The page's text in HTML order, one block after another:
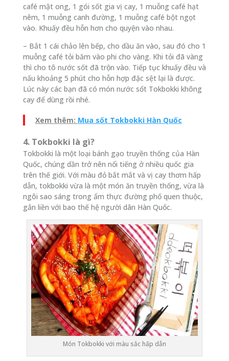
café mật ong, 1 gói sốt gia vị cay, 1 muỗng café hạt
nêm, 1 muỗng canh đường, 1 muỗng café bột ngọt
vào. Khuấy đều hỗn hơn cho quyện vào nhau.
– Bắt 1 cái chảo lên bếp, cho dầu ăn vào, sau đó cho 1
muỗng café tỏi băm vào phi cho vàng. Khi tỏi đã vàng
thì cho tô nước sốt đã trộn vào. Tiếp tục khuấy đều và
nấu khoảng 5 phút cho hỗn hợp đặc sệt lại là được.
Lúc này các bạn đã có món nước sốt Tokbokki không
cay để dùng rồi nhé.
Xem thêm: Mua sốt Tokbokki Hàn Quốc
4. Tokbokki là gì?
Tokbokki là một loại bánh gạo truyền thống của Hàn
Quốc, chúng dần trở nên nổi tiếng ở nhiều quốc gia
trên thế giới. Với màu đỏ bắt mắt và vị cay thơm hấp
dẫn, tokbokki vừa là một món ăn truyền thống, vừa là
ngôi sao sáng trong ẩm thực đường phố quen thuộc,
gắn liền với bao thế hệ người dân Hàn Quốc.
Món Tokbokki với màu sắc hấp dẫn